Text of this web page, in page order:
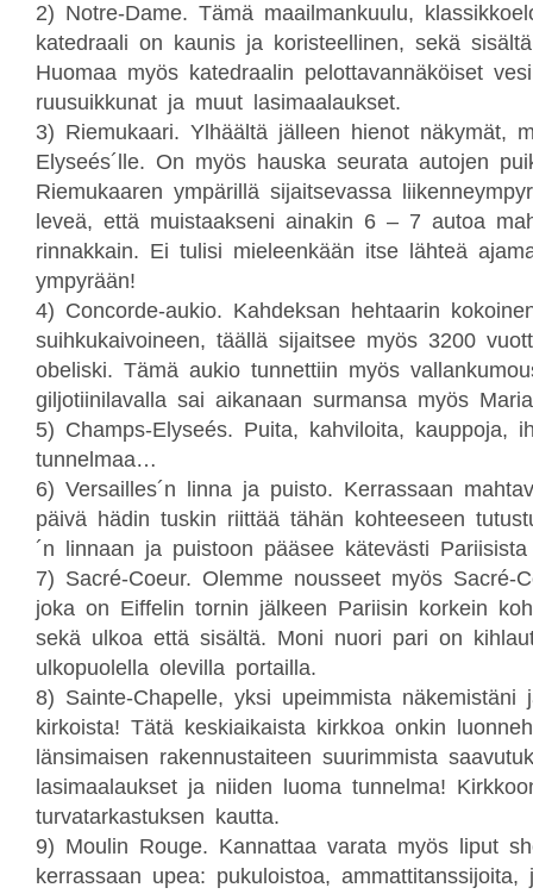
2) Notre-Dame. Tämä maailmankuulu,
katedraali on kaunis ja koristeellinen, sekä
Huomaa myös katedraalin pelottavannäköiset
ruusuikkunat ja muut lasimaalaukset.
3) Riemukaari. Ylhäältä jälleen hienot näkymät,
Elyseés´lle. On myös hauska seurata autojen
Riemukaaren ympärillä sijaitsevassa
leveä, että muistaakseni ainakin 6 – 7 autoa
rinnakkain. Ei tulisi mieleenkään itse lähteä
ympyrään!
4) Concorde-aukio. Kahdeksan hehtaarin
suihkukaivoineen, täällä sijaitsee myös 3200
obeliski. Tämä aukio tunnettiin myös
giljotiinilavalla sai aikanaan surmansa myös
5) Champs-Elyseés. Puita, kahviloita, kauppoja,
tunnelmaa…
6) Versailles´n linna ja puisto. Kerrassaan
päivä hädin tuskin riittää tähän kohteeseen
´n linnaan ja puistoon pääsee kätevästi Pariisista
7) Sacré-Coeur. Olemme nousseet myös Sacré-
joka on Eiffelin tornin jälkeen Pariisin korkein
sekä ulkoa että sisältä. Moni nuori pari on
ulkopuolella olevilla portailla.
8) Sainte-Chapelle, yksi upeimmista näkemistäni
kirkoista! Tätä keskiaikaista kirkkoa onkin
länsimaisen rakennustaiteen suurimmista
lasimaalaukset ja niiden luoma tunnelma!
turvatarkastuksen kautta.
9) Moulin Rouge. Kannattaa varata myös liput
kerrassaan upea: pukuloistoa, ammattitanssijoita,